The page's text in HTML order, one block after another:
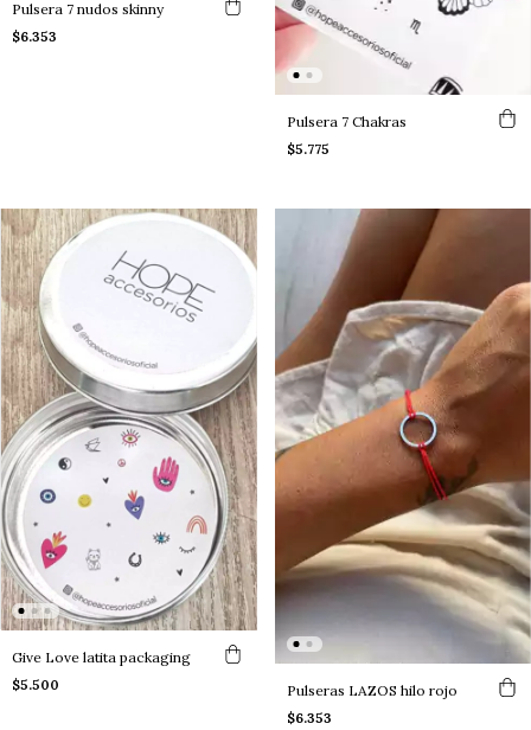
Pulsera 7 nudos skinny
$6.353
Pulsera 7 Chakras
$5.775
Give Love latita packaging
$5.500 Pulseras LAZOS hilo rojo
$6.353